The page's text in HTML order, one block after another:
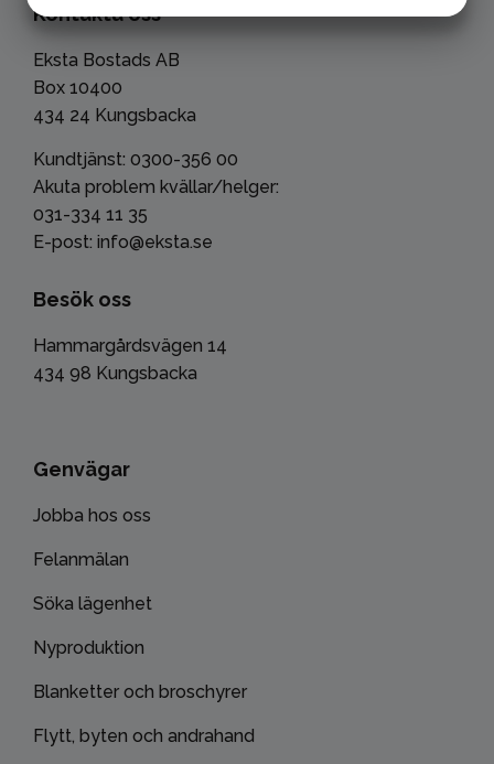
Kontakta oss
Eksta Bostads AB
Box 10400
434 24 Kungsbacka
Kundtjänst: 0300-356 00
Akuta problem kvällar/helger:
031-334 11 35
E-post: info@eksta.se
Besök oss
Hammargårdsvägen 14
434 98 Kungsbacka
Genvägar
Jobba hos oss
Felanmälan
Söka lägenhet
Nyproduktion
Blanketter och broschyrer
Flytt, byten och andrahand